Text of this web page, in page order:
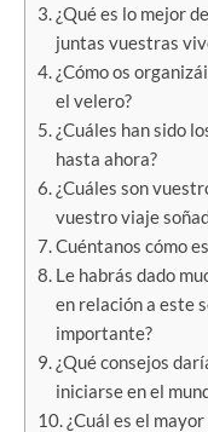
¿Qué es lo mejor
juntas vuestras
¿Cómo os
el velero?
¿Cuáles han sido
hasta ahora?
¿Cuáles son
vuestro viaje
Cuéntanos cómo
Le habrás dado
en relación a este
importante?
¿Qué consejos
iniciarse en el
¿Cuál es el